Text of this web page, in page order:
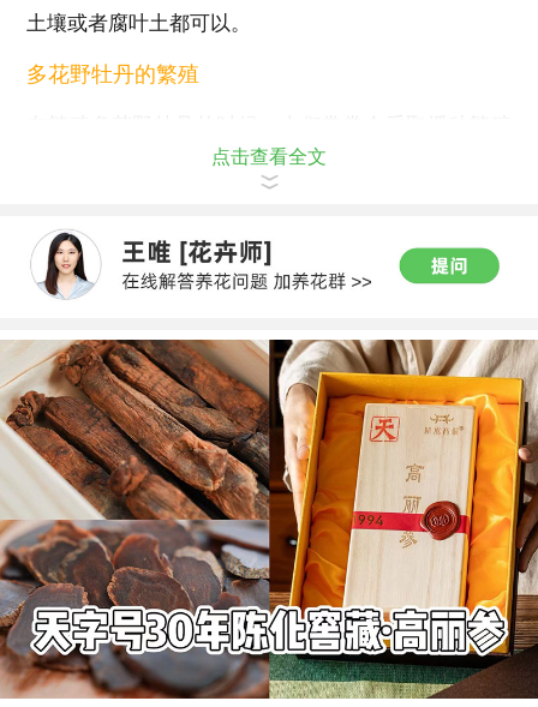
土壤或者腐叶土都可以。
多花野牡丹的繁殖
的方式。繁殖的最佳时间实在3——4月份。
点击查看全文